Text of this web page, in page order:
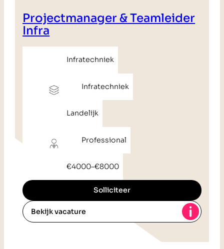
Projectmanager & Teamleider
Infra
Infratechniek
Infratechniek
Landelijk
Professional
€4000–€8000
Solliciteer
Bekijk vacature